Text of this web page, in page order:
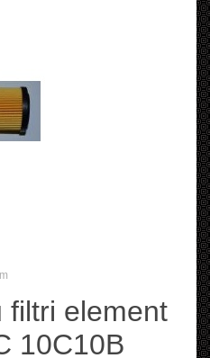
filtri element
10C10B